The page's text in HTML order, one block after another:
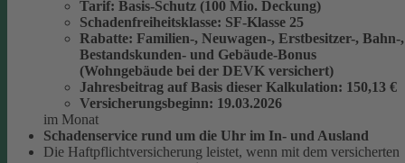
Tarif: Basis-Schutz (100 Mio. Deckung)
Schadenfreiheitsklasse: SF-Klasse 25
Rabatte: Familien-, Neuwagen-, Erstbesitzer-, Bahn-,
Bestandskunden- und Gebäude-Bonus
(Wohngebäude bei der DEVK versichert)
Jahresbeitrag auf Basis dieser Kalkulation: 150,13 €
Versicherungsbeginn: 19.03.2026
im Monat
Schadenservice rund um die Uhr im In- und Ausland
Die Haftpflichtversicherung leistet, wenn mit dem versicherten